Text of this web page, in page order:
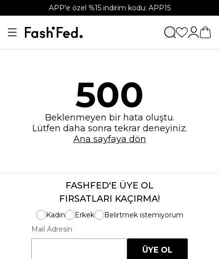
APP'e özel %15 indirim kodu: APP15
500
Beklenmeyen bir hata oluştu.
Lütfen daha sonra tekrar deneyiniz.
Ana sayfaya dön
FASHFED'E ÜYE OL
FIRSATLARI KAÇIRMA!
Kadın Erkek
Belirtmek istemiyorum
Mail Adresin
ÜYE OL